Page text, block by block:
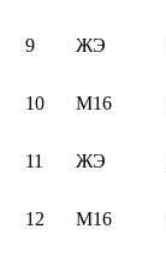
9 ЖЭ
10 М16
11 ЖЭ
12 М16